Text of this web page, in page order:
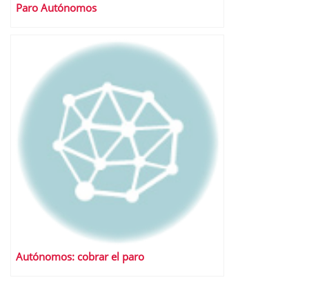
Paro Autónomos
Autónomos: cobrar el paro